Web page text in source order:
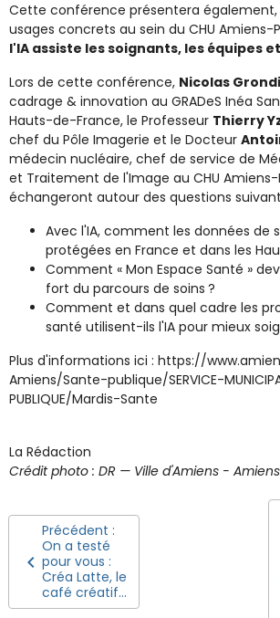
Cette conférence présentera également,
usages concrets au sein du CHU Amiens-
l'IA assiste les soignants, les équipes
Lors de cette conférence, Nicolas
cadrage & innovation au GRADeS Inéa
Hauts-de-France, le Professeur Thierry
chef du Pôle Imagerie et le Docteur
médecin nucléaire, chef de service de
et Traitement de l'Image au CHU Amiens-
échangeront autour des questions
Avec l'IA, comment les données de
protégées en France et dans les
Comment « Mon Espace Santé »
fort du parcours de soins ?
Comment et dans quel cadre les
santé utilisent-ils l'IA pour mieux
Plus d'informations ici : https://
Amiens/Sante-publique/SERVICE-
PUBLIQUE/Mardis-Sante
La Rédaction
Crédit photo : DR — Ville d'Amiens -
Précédent :
On a testé
pour vous :
Créa Latte, le
café créatif...